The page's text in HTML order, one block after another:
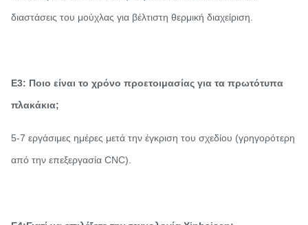
διαστάσεις του μούχλας για βέλτιστη θερμική διαχείριση.
Ε3: Ποιο είναι το χρόνο προετοιμασίας για τα πρωτότυπα
πλακάκια;
5-7 εργάσιμες ημέρες μετά την έγκριση του σχεδίου (γρηγορότερη
από την επεξεργασία CNC).